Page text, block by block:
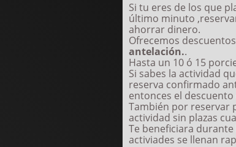
Si tu eres de los que
último minuto
ahorrar dinero.
Ofrecemos
antelación..
Hasta un 10 ó 15
Si sabes la actividad
reserva confirmado
entonces el descuento
También por reservar
actividad sin plazas
Te beneficiara
activiades se llenan